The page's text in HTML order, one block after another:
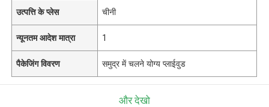
उत्पत्ति के प्लेस चीनी
न्यूनतम आदेश मात्रा 1
पैकेजिंग विवरण समुद्र में चलने योग्य प्लाईवुड
और देखो